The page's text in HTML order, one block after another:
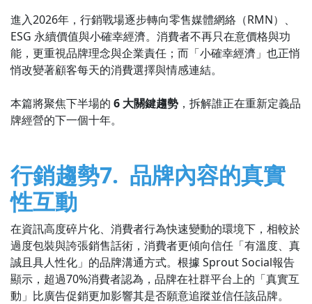
進入2026年，行銷戰場逐步轉向零售媒體網絡（RMN）、
ESG 永續價值與小確幸經濟。消費者不再只在意價格與功
能，更重視品牌理念與企業責任；而「小確幸經濟」也正悄
悄改變著顧客每天的消費選擇與情感連結。
本篇將聚焦下半場的 6 大關鍵趨勢 ，拆解誰正在重新定義品
牌經營的下一個十年。
行銷趨勢7. 品牌內容的真實
性互動
在資訊高度碎片化、消費者行為快速變動的環境下，相較於
過度包裝與誇張銷售話術，消費者更傾向信任「有溫度、真
誠且具人性化」的品牌溝通方式。根據 Sprout Social報告
顯示，超過70%消費者認為，品牌在社群平台上的「真實互
動」比廣告促銷更加影響其是否願意追蹤並信任該品牌。